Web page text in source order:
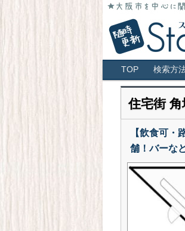
大阪 貸
大阪市全域・キ
店！
メインメニュー
TOP 検索方
住宅街 角
【飲食可・
舗！バーな